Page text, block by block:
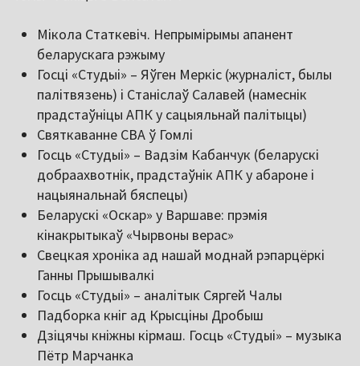
Мікола Статкевіч. Непрымірымы апанент
беларускага рэжыму
Госці «Студыі» – Яўген Меркіс (журналіст, былы
палітвязень) і Станіслаў Салавей (намеснік
прадстаўніцы АПК у сацыяльнай палітыцы)
Святкаванне СВА ў Гомлі
Госць «Студыі» – Вадзім Кабанчук (беларускі
добраахвотнік, прадстаўнік АПК у абароне і
нацыянальнай бяспецы)
Беларускі «Оскар» у Варшаве: прэмія
кінакрытыкаў «Чырвоны верас»
Свецкая хроніка ад нашай моднай рэпарцёркі
Ганны Прышывалкі
Госць «Студыі» – аналітык Сяргей Чалы
Падборка кніг ад Крысціны Дробыш
Дзіцячы кніжны кірмаш. Госць «Студыі» – музыка
Пётр Марчанка